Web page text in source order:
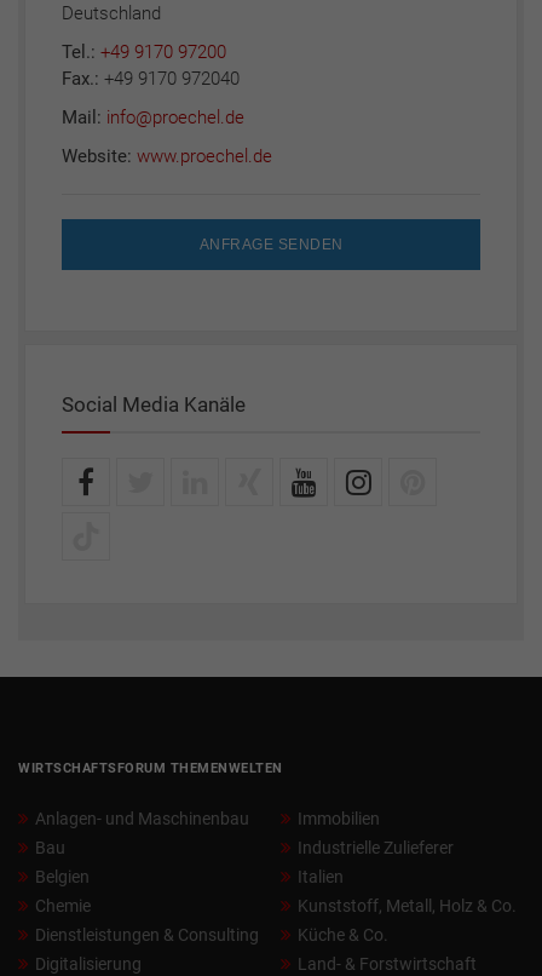
Deutschland
Tel.: +49 9170 97200
Fax.: +49 9170 972040
Mail: info@proechel.de
Website: www.proechel.de
ANFRAGE SENDEN
Social Media Kanäle
WIRTSCHAFTSFORUM THEMENWELTEN
Anlagen- und Maschinenbau
Bau
Belgien
Chemie
Dienstleistungen & Consulting
Digitalisierung
Immobilien
Industrielle Zulieferer
Italien
Kunststoff, Metall, Holz & Co.
Küche & Co.
Land- & Forstwirtschaft